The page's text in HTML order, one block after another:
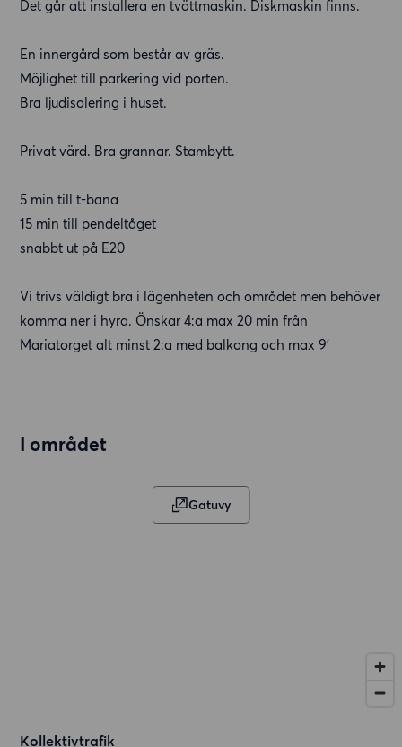
Det går att installera en tvättmaskin. Diskmaskin finns.
En innergård som består av gräs.
Möjlighet till parkering vid porten.
Bra ljudisolering i huset.
Privat värd. Bra grannar. Stambytt.
5 min till t-bana
15 min till pendeltåget
snabbt ut på E20
Vi trivs väldigt bra i lägenheten och området men behöver
komma ner i hyra. Önskar 4:a max 20 min från
Mariatorget alt minst 2:a med balkong och max 9’
I området
Gatuvy
Kollektivtrafik